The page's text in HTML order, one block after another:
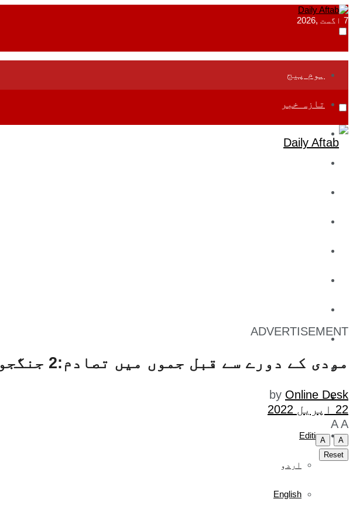
7 اگست ,2026
ہوم پیج
تازہ خبر
تفریح
صحت
آج کا اخبار
Edition
اردو
English
ADVERTISEMENT
مودی کے دورے سے قبل جموں میں تصادم:2 جنگجو جاں بحق،اے ایس آئی ہلاک، آٹھ اہلکار زخمی
by Online Desk
22 اپریل 2022
A A
A
A
Reset